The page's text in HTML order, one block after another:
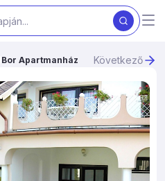
Bor Apartmanház Következő